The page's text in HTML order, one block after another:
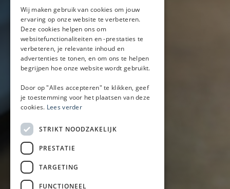
Mobiele bar
Mobiele bar huren
Bier/wijn/fris bar
Champagnebar
Wijnbar
Aperol spritz bar
Arrangementen
Lunch
Borrel met hapjes
BBQ
Buffet
Wij maken gebruik van cookies om jouw
ervaring op onze website te verbeteren.
Deze cookies helpen ons om
websitefunctionaliteiten en -prestaties te
verbeteren, je relevante inhoud en
advertenties te tonen, en om ons te helpen
begrijpen hoe onze website wordt gebruikt.
Door op "Alles accepteren" te klikken, geef
je toestemming voor het plaatsen van deze
cookies. Lees verder
STRIKT NOODZAKELIJK
PRESTATIE
TARGETING
FUNCTIONEEL